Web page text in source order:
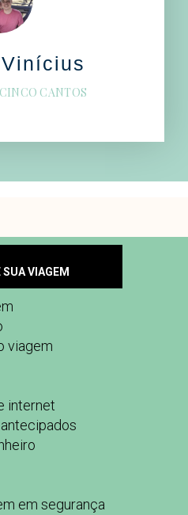
CANTOS
SUA VIAGEM
viagem
internet
em segurança